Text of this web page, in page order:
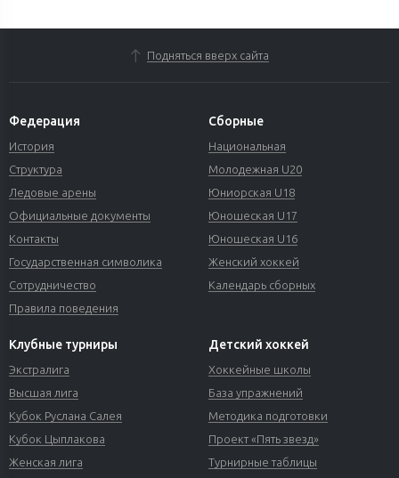
Подняться вверх сайта
Федерация
История
Структура
Ледовые арены
Официальные документы
Контакты
Государственная символика
Сотрудничество
Правила поведения
Сборные
Национальная
Молодежная U20
Юниорская U18
Юношеская U17
Юношеская U16
Женский хоккей
Календарь сборных
Клубные турниры
Экстралига
Высшая лига
Кубок Руслана Салея
Кубок Цыплакова
Женская лига
Детский хоккей
Хоккейные школы
База упражнений
Методика подготовки
Проект «Пять звезд»
Турнирные таблицы